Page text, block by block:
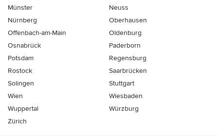
Münster
Neuss
Nürnberg
Oberhausen
Offenbach-am-Main
Oldenburg
Osnabrück
Paderborn
Potsdam
Regensburg
Rostock
Saarbrücken
Solingen
Stuttgart
Wien
Wiesbaden
Wuppertal
Würzburg
Zürich